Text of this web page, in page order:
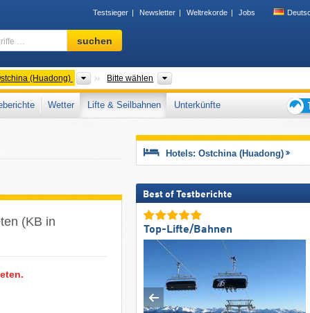
Testsieger Newsletter Weltrekorde Jobs
Skigebiet,
Region,
…
suchen
(Huadong) Landesteile
Bitte wählen
Wetter Lifte & Seilbahnen
Unterkünfte
für
den
(KB in
Hotels: Ostchina (Huadong)
Best of Testberichte
Top-Lifte/Bahnen